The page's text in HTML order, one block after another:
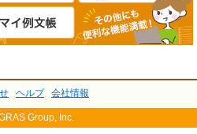
ヘルプ 会社情報
Group, Inc.